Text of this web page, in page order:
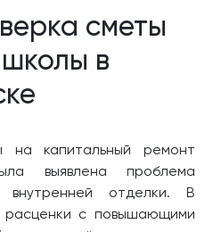
сметы
в
на капитальный ремонт
выявлена проблема
внутренней отделки. В
с повышающими